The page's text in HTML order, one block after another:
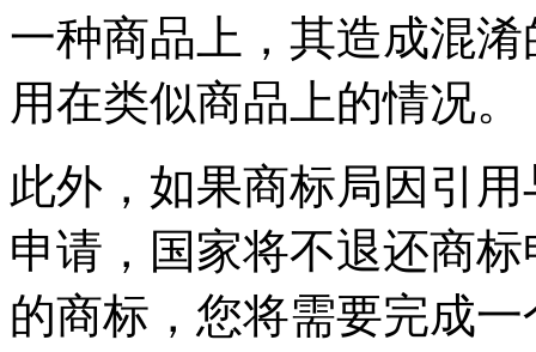
一种商品上，其造成混
用在类似商品上的情况。
此外，如果商标局因引
申请，国家将不退还商
的商标，您将需要完成